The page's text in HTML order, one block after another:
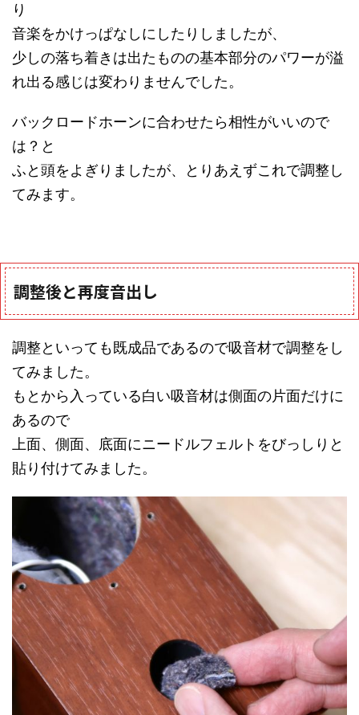
り
音楽をかけっぱなしにしたりしましたが、
少しの落ち着きは出たものの基本部分のパワーが溢
れ出る感じは変わりませんでした。
バックロードホーンに合わせたら相性がいいので
は？と
ふと頭をよぎりましたが、とりあえずこれで調整し
てみます。
調整後と再度音出し
調整といっても既成品であるので吸音材で調整をし
てみました。
もとから入っている白い吸音材は側面の片面だけに
あるので
上面、側面、底面にニードルフェルトをびっしりと
貼り付けてみました。